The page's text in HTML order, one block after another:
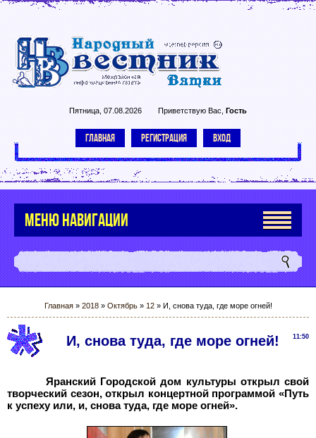
Пятница, 07.08.2026 Приветствую Вас Гость
ГЛАВНАЯ РЕГИСТРАЦИЯ ВХОД
МЕНЮ НАВИГАЦИИ
Главная» 2018 » Октябрь » 12» И, снова туда, где море огней!
11:50
И, снова туда, где море огней!
Яранский Городской дом культуры открыл свой
творческий сезон, открыл концертной программой «Путь
к успеху или, и, снова туда, где море огней».